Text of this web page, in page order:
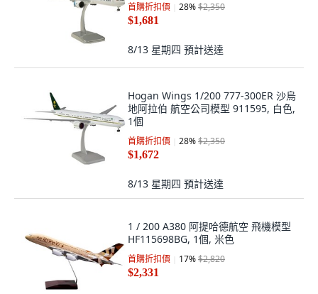
首購折扣價 28%$2,350
$1,681
8/13 星期四 預計送達
Hogan Wings 1/200 777-300ER 沙烏
地阿拉伯 航空公司模型 911595, 白色,
1個
首購折扣價 28%$2,350
$1,672
8/13 星期四 預計送達
1 / 200 A380 阿提哈德航空 飛機模型
HF115698BG, 1個, 米色
首購折扣價 17%$2,820
$2,331